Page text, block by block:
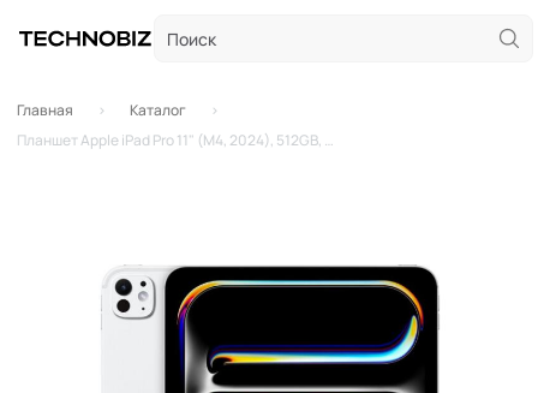
Главная
Каталог
Планшет Apple iPad Pro 11" (M4, 2024), 512GB, Wi-Fi, Silver